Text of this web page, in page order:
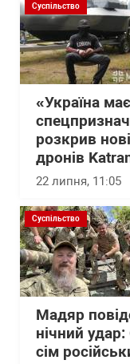
Суспільство
«Україна
розкрив
дронів
22 липня, 11:05
Суспільство
Мадяр
нічний
сім